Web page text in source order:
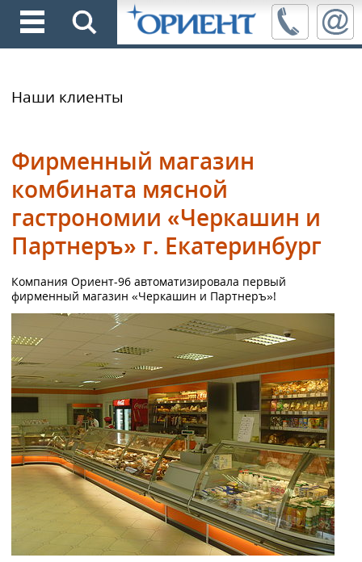
Наши клиенты
Фирменный магазин
комбината мясной
гастрономии «Черкашин и
Партнеръ» г. Екатеринбург
Компания Ориент-96 автоматизировала первый
фирменный магазин «Черкашин и Партнеръ»!